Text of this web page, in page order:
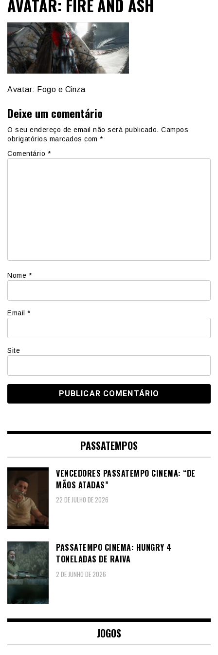
AVATAR: FIRE AND ASH
Avatar: Fogo e Cinza
Deixe um comentário
O seu endereço de email não será publicado. Campos
obrigatórios marcados com *
Comentário *
Nome *
Email *
Site
PASSATEMPOS
VENCEDORES PASSATEMPO CINEMA: “DE
MÃOS ATADAS”
22 DE JULHO DE 2026
PASSATEMPO CINEMA: HUNGRY 4
TONELADAS DE RAIVA
2 DE JUNHO DE 2026
JOGOS